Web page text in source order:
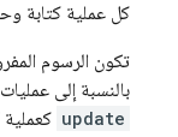
كل عملية كتابة
تكون الرسوم
بالنسبة إلى
update